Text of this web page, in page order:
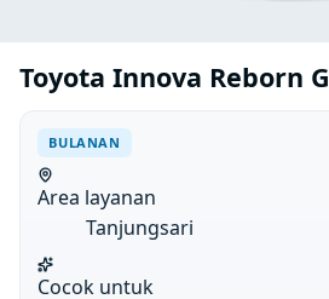
Toyota Innova Reborn G
BULANAN
Area layanan
Tanjungsari
Cocok untuk